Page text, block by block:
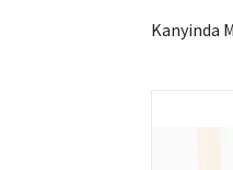
Kanyinda